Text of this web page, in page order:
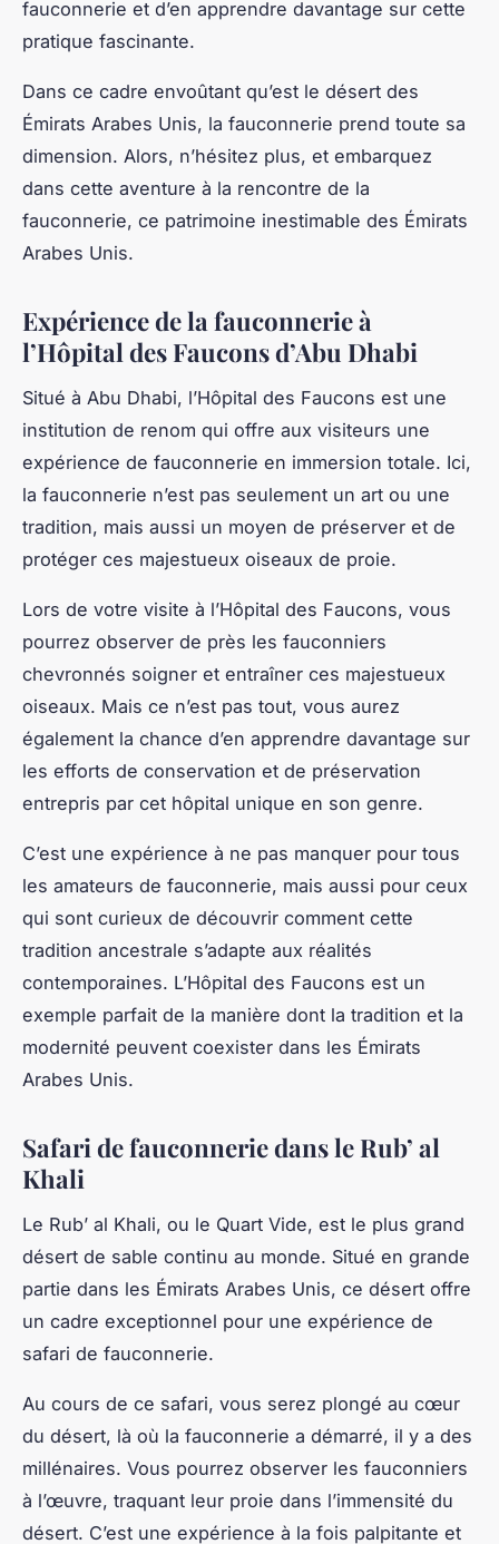
fauconnerie et d’en apprendre davantage sur cette
pratique fascinante.
Dans ce cadre envoûtant qu’est le désert des
Émirats Arabes Unis, la fauconnerie prend toute sa
dimension. Alors, n’hésitez plus, et embarquez
dans cette aventure à la rencontre de la
fauconnerie, ce patrimoine inestimable des Émirats
Arabes Unis.
Expérience de la fauconnerie à
l’Hôpital des Faucons d’Abu Dhabi
Situé à Abu Dhabi, l’Hôpital des Faucons est une
institution de renom qui offre aux visiteurs une
expérience de fauconnerie en immersion totale. Ici,
la fauconnerie n’est pas seulement un art ou une
tradition, mais aussi un moyen de préserver et de
protéger ces majestueux oiseaux de proie.
Lors de votre visite à l’Hôpital des Faucons, vous
pourrez observer de près les fauconniers
chevronnés soigner et entraîner ces majestueux
oiseaux. Mais ce n’est pas tout, vous aurez
également la chance d’en apprendre davantage sur
les efforts de conservation et de préservation
entrepris par cet hôpital unique en son genre.
C’est une expérience à ne pas manquer pour tous
les amateurs de fauconnerie, mais aussi pour ceux
qui sont curieux de découvrir comment cette
tradition ancestrale s’adapte aux réalités
contemporaines. L’Hôpital des Faucons est un
exemple parfait de la manière dont la tradition et la
modernité peuvent coexister dans les Émirats
Arabes Unis.
Safari de fauconnerie dans le Rub’ al
Khali
Le Rub’ al Khali, ou le Quart Vide, est le plus grand
désert de sable continu au monde. Situé en grande
partie dans les Émirats Arabes Unis, ce désert offre
un cadre exceptionnel pour une expérience de
safari de fauconnerie.
Au cours de ce safari, vous serez plongé au cœur
du désert, là où la fauconnerie a démarré, il y a des
millénaires. Vous pourrez observer les fauconniers
à l’œuvre, traquant leur proie dans l’immensité du
désert. C’est une expérience à la fois palpitante et